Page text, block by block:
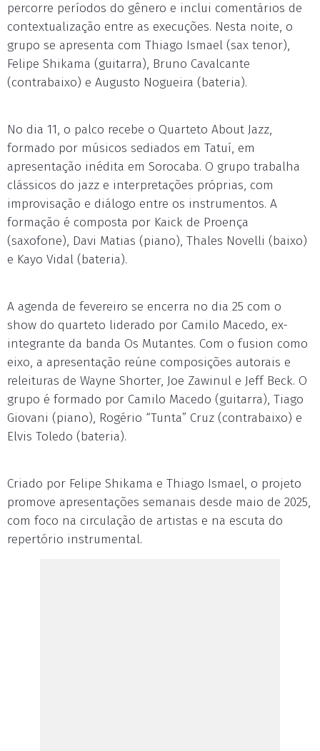
percorre períodos do gênero e inclui comentários de
contextualização entre as execuções. Nesta noite, o
grupo se apresenta com Thiago Ismael (sax tenor),
Felipe Shikama (guitarra), Bruno Cavalcante
(contrabaixo) e Augusto Nogueira (bateria).
No dia 11, o palco recebe o Quarteto About Jazz,
formado por músicos sediados em Tatuí, em
apresentação inédita em Sorocaba. O grupo trabalha
clássicos do jazz e interpretações próprias, com
improvisação e diálogo entre os instrumentos. A
formação é composta por Kaick de Proença
(saxofone), Davi Matias (piano), Thales Novelli (baixo)
e Kayo Vidal (bateria).
A agenda de fevereiro se encerra no dia 25 com o
show do quarteto liderado por Camilo Macedo, ex-
integrante da banda Os Mutantes. Com o fusion como
eixo, a apresentação reúne composições autorais e
releituras de Wayne Shorter, Joe Zawinul e Jeff Beck. O
grupo é formado por Camilo Macedo (guitarra), Tiago
Giovani (piano), Rogério “Tunta” Cruz (contrabaixo) e
Elvis Toledo (bateria).
Criado por Felipe Shikama e Thiago Ismael, o projeto
promove apresentações semanais desde maio de 2025,
com foco na circulação de artistas e na escuta do
repertório instrumental.